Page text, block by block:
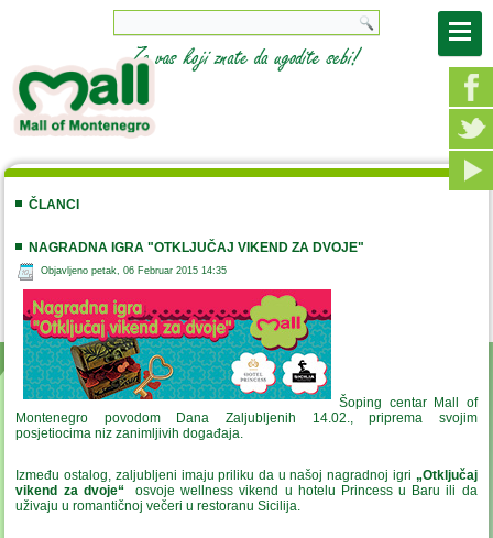
ČLANCI
NAGRADNA IGRA "OTKLJUČAJ VIKEND ZA DVOJE"
Objavljeno petak, 06 Februar 2015 14:35
Šoping centar Mall of
Montenegro povodom Dana Zaljubljenih 14.02., priprema svojim
posjetiocima niz zanimljivih događaja.
Između ostalog, zaljubljeni imaju priliku da u našoj nagradnoj igri „Otključaj
vikend za dvoje“osvoje wellness vikend u hotelu Princess u Baru ili da
uživaju u romantičnoj večeri u restoranu Sicilija.